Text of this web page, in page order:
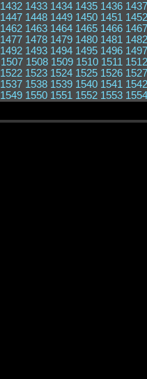
1432 1433 1434 1435 1436 1437
1447 1448 1449 1450 1451 1452
1462 1463 1464 1465 1466 1467
1477 1478 1479 1480 1481 1482
1492 1493 1494 1495 1496 1497
1507 1508 1509 1510 1511 1512
1522 1523 1524 1525 1526 1527
1537 1538 1539 1540 1541 1542
1549 1550 1551 1552 1553 1554